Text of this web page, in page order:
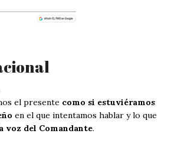
el presente como si estuviéramos
en el que intentamos hablar y lo que
voz del Comandante.